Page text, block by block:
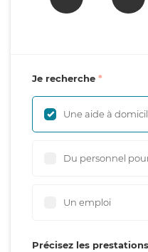
Je recherche
Une aide à
Du personnel
Un emploi
Précisez les